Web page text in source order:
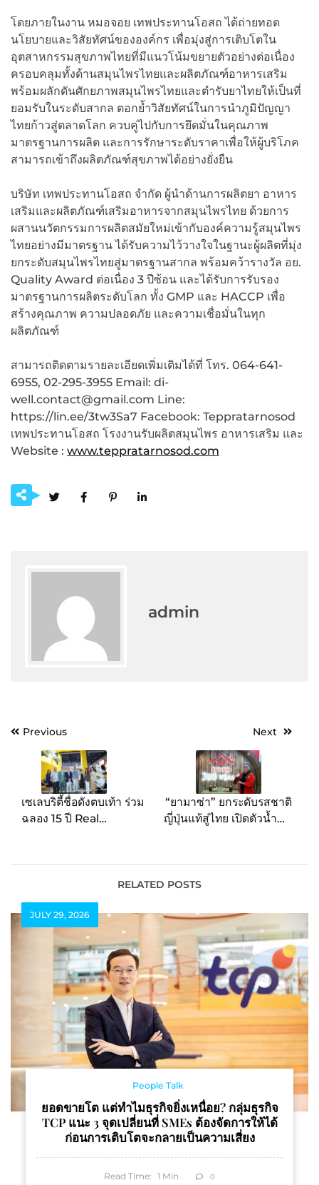
โดยภายในงาน หมอจอย เทพประทานโอสถ ได้ถ่ายทอด
นโยบายและวิสัยทัศน์ขององค์กร เพื่อมุ่งสู่การเติบโตใน
อุตสาหกรรมสุขภาพไทยที่มีแนวโน้มขยายตัวอย่างต่อเนื่อง
ครอบคลุมทั้งด้านสมุนไพรไทยและผลิตภัณฑ์อาหารเสริม
พร้อมผลักดันศักยภาพสมุนไพรไทยและตำรับยาไทยให้เป็นที่
ยอมรับในระดับสากล ตอกย้ำวิสัยทัศน์ในการนำภูมิปัญญา
ไทยก้าวสู่ตลาดโลก ควบคู่ไปกับการยึดมั่นในคุณภาพ
มาตรฐานการผลิต และการรักษาระดับราคาเพื่อให้ผู้บริโภค
สามารถเข้าถึงผลิตภัณฑ์สุขภาพได้อย่างยั่งยืน
บริษัท เทพประทานโอสถ จำกัด ผู้นำด้านการผลิตยา อาหาร
เสริมและผลิตภัณฑ์เสริมอาหารจากสมุนไพรไทย ด้วยการ
ผสานนวัตกรรมการผลิตสมัยใหม่เข้ากับองค์ความรู้สมุนไพร
ไทยอย่างมีมาตรฐาน ได้รับความไว้วางใจในฐานะผู้ผลิตที่มุ่ง
ยกระดับสมุนไพรไทยสู่มาตรฐานสากล พร้อมคว้ารางวัล อย.
Quality Award ต่อเนื่อง 3 ปีซ้อน และได้รับการรับรอง
มาตรฐานการผลิตระดับโลก ทั้ง GMP และ HACCP เพื่อ
สร้างคุณภาพ ความปลอดภัย และความเชื่อมั่นในทุก
ผลิตภัณฑ์
สามารถติดตามรายละเอียดเพิ่มเติมได้ที่ โทร. 064-641-
6955, 02-295-3955 Email: di-
well.contact@gmail.com Line:
https://lin.ee/3tw3Sa7 Facebook: Teppratarnosod
เทพประทานโอสถ โรงงานรับผลิตสมุนไพร อาหารเสริม และ
Website : www.teppratarnosod.com
admin
PostPrevious
เซเลบริตี้ชื่อดังตบเท้า ร่วม
ฉลอง 15 ปี Real
Next
“ยามาซ่า” ยกระดับรสชาติ
ญี่ปุ่นแท้สู่ไทย เปิดตัวน้ำซุป
Asia 2026
RELATED POSTS
JULY 29, 2026
People Talk
ยอดขายโต แต่ทำไมธุรกิจยิ่งเหนื่อย? กลุ่มธุรกิจ
TCP แนะ 3 จุดเปลี่ยนที่ SMEs ต้องจัดการให้ได้
ก่อนการเติบโตจะกลายเป็นความเสี่ยง
Read Time: 1 Min 0